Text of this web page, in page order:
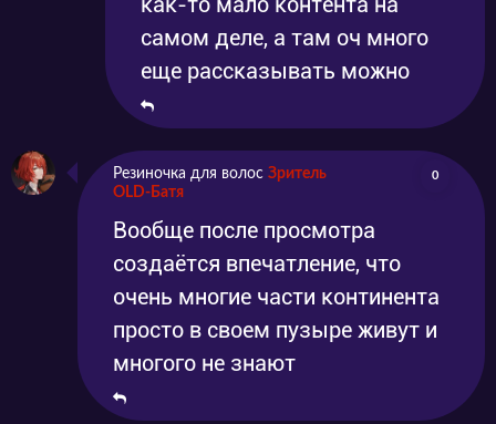
самом деле, а там оч много
еще рассказывать можно
Резиночка для волос Зритель
OLD-Батя
0
Вообще после просмотра
создаётся впечатление, что
очень многие части континента
просто в своем пузыре живут и
многого не знают